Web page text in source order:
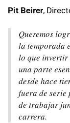
Pit Beirer,
Queremos
la temporada
lo que invertir
una parte
desde hace
fuera de serie
de trabajar
carrera.